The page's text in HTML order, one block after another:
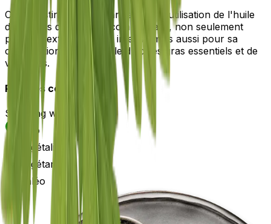
Ce qui distingue ce mélange, c'est l'utilisation de l'huile
de graines de chanvre comme base, non seulement
pour sa texture riche et intense mais aussi pour sa
composition remarquable d'acides gras essentiels et de
vitamines.
Régimes compatibles :
Slimming world
Keto
Végétalien
Végétarien
Paléo